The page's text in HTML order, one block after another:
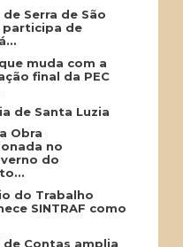
Serra de São
participa de
muda com a
final da PEC
de Santa Luzia
Obra
no
do
do Trabalho
SINTRAF como
de Contas amplia